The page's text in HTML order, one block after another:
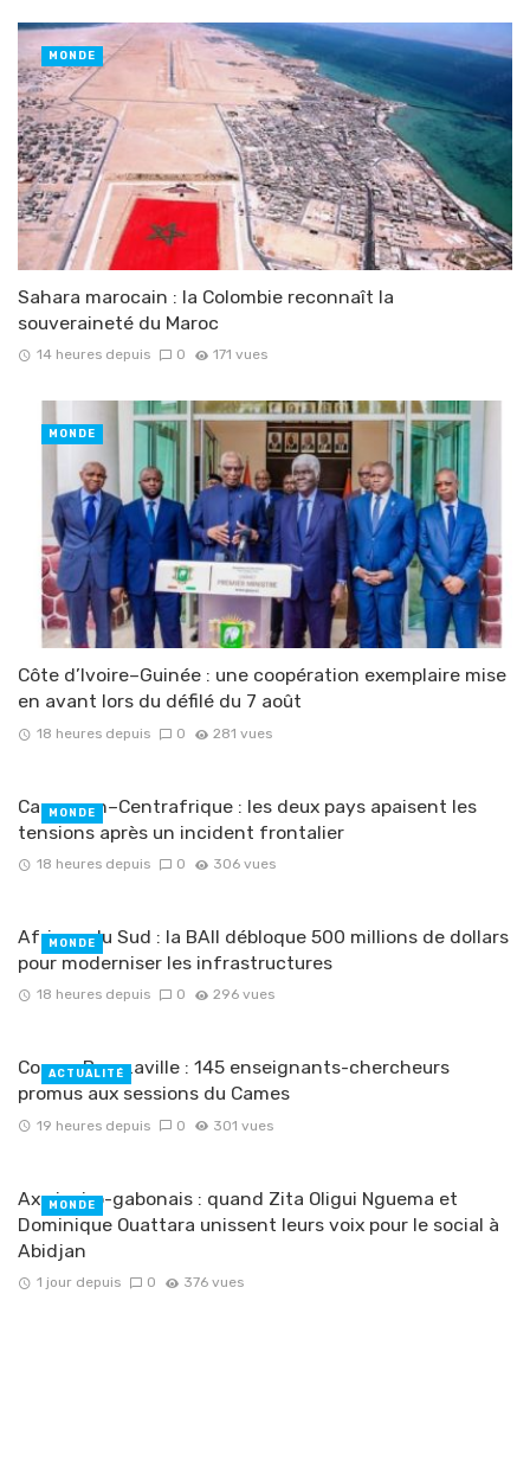
Sahara marocain : la Colombie reconnaît la
souveraineté du Maroc
14 heures depuis 0 171 vues
MONDE
Côte d’Ivoire–Guinée : une coopération exemplaire mise
en avant lors du défilé du 7 août
18 heures depuis 0 281 vues
MONDE
Cameroun–Centrafrique : les deux pays apaisent les
tensions après un incident frontalier
18 heures depuis 0 306 vues
MONDE
Afrique du Sud : la BAII débloque 500 millions de dollars
pour moderniser les infrastructures
18 heures depuis 0 296 vues
MONDE
Congo-Brazzaville : 145 enseignants-chercheurs
promus aux sessions du Cames
19 heures depuis 0 301 vues
ACTUALITÉ
Axe ivoiro-gabonais : quand Zita Oligui Nguema et
Dominique Ouattara unissent leurs voix pour le social à
Abidjan
1 jour depuis 0 376 vues
MONDE